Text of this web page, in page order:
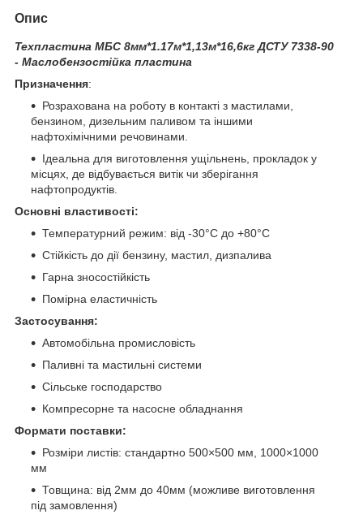
Опис
Техпластина МБС 8мм*1.17м*1,13м*16,6кг ДСТУ 7338-90
- Маслобензостійка пластина
Призначення:
Розрахована на роботу в контакті з мастилами,
бензином, дизельним паливом та іншими
нафтохімічними речовинами.
Ідеальна для виготовлення ущільнень, прокладок у
місцях, де відбувається витік чи зберігання
нафтопродуктів.
Основні властивості:
Температурний режим: від -30°C до +80°C
Стійкість до дії бензину, мастил, дизпалива
Гарна зносостійкість
Помірна еластичність
Застосування:
Автомобільна промисловість
Паливні та мастильні системи
Сільське господарство
Компресорне та насосне обладнання
Формати поставки:
Розміри листів: стандартно 500×500 мм, 1000×1000
мм
Товщина: від 2мм до 40мм (можливе виготовлення
під замовлення)